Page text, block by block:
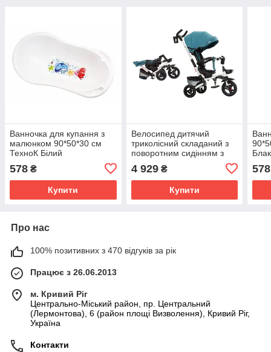
Ванночка для купання з
малюнком 90*50*30 см
ТехноК Білий
578 ₴
Купити
Велосипед дитячий
триколісний складаний з
поворотним сидінням з
батьківською ручкою Flip
Tilly зелений
4 929₴
Купити
578
Про нас
100% позитивних з 470 відгуків за рік
Працює з 26.06.2013
м. Кривий Ріг
Центрально-Міський район, пр. Центральний
(Лермонтова), 6 (район площі Визволення), Кривий Ріг,
Україна
Контакти